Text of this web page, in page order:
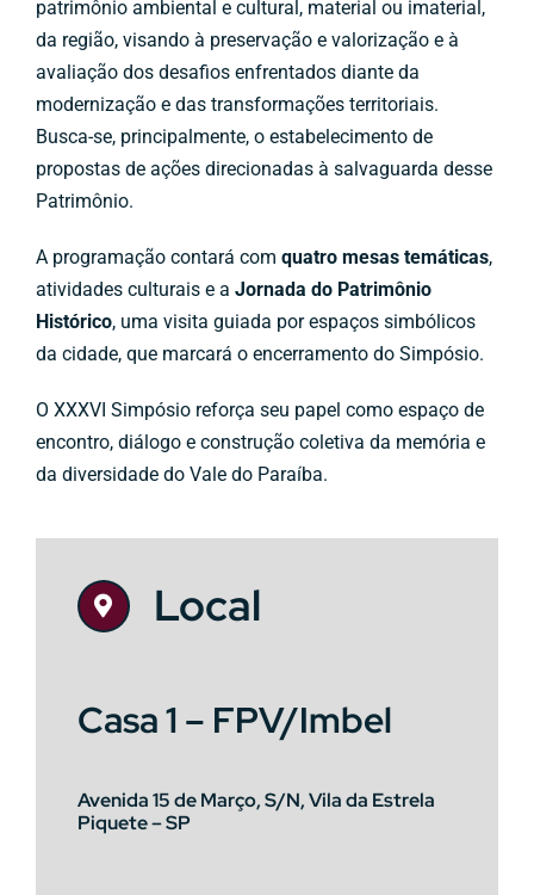
patrimônio ambiental e cultural, material ou imaterial,
da região, visando à preservação e valorização e à
avaliação dos desafios enfrentados diante da
modernização e das transformações territoriais.
Busca-se, principalmente, o estabelecimento de
propostas de ações direcionadas à salvaguarda desse
Patrimônio.
A programação contará com quatro mesas temáticas,
atividades culturais e a Jornada do Patrimônio
Histórico, uma visita guiada por espaços simbólicos
da cidade, que marcará o encerramento do Simpósio.
O XXXVI Simpósio reforça seu papel como espaço de
encontro, diálogo e construção coletiva da memória e
da diversidade do Vale do Paraíba.
Local
Casa 1 – FPV/Imbel
Avenida 15 de Março, S/N, Vila da Estrela
Piquete – SP